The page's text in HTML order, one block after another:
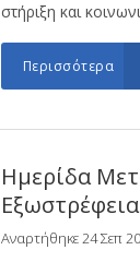
στήριξη και
Περισσότερα
Ημερίδα
Αναρτήθηκε 24 Σεπ